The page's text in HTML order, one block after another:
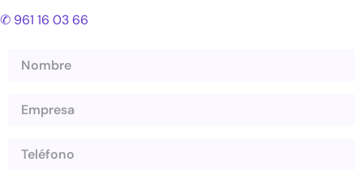
✆ 961 16 03 66